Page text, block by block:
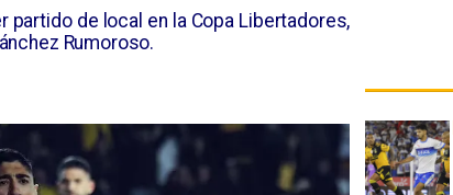
partido de local en la Copa Libertadores,
Rumoroso.